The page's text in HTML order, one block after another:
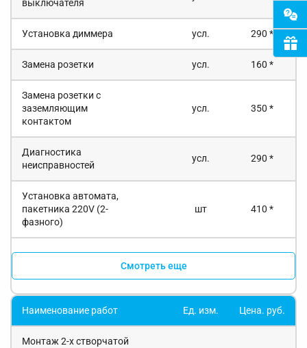
выключателя
Установка диммера усл. 290 *
Замена розетки усл. 160 *
Замена розетки с
заземляющим
контактом
усл. 350 *
Диагностика
неисправностей
усл. 290 *
Установка автомата,
пакетника 220V (2-
фазного)
шт 410 *
Смотреть еще
Наименование работ Ед. изм. Цена. руб.
Монтаж 2-х створчатой